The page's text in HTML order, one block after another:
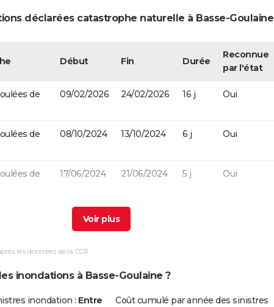
déclarées catastrophe naturelle à Basse-Goulaine
Début Fin Durée
Reconnue
par l'état
de
09/02/2026 24/02/2026 16 j Oui
de
08/10/2024 13/10/2024 6 j Oui
de
17/06/2024 21/06/2024 5 j Oui
01/03/2020 06/03/2020
de
25/12/1999
les données de la CCR
inondations à Basse-Goulaine ?
inondation : Entre
Coût cumulé par année des sinistres